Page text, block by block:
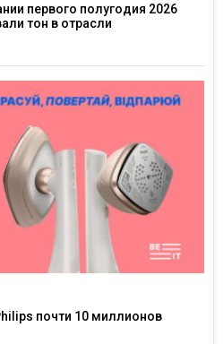
первого полугодия 2026
тон в отрасли
почти 10 миллионов